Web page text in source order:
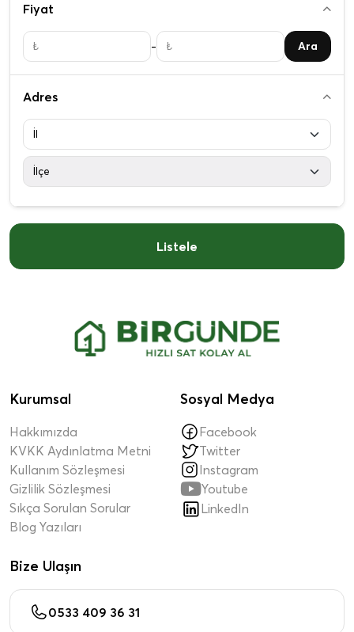
Fiyat
- Ara
Adres
Listele
Kurumsal
Hakkımızda
KVKK Aydınlatma Metni
Kullanım Sözleşmesi
Gizlilik Sözleşmesi
Sıkça Sorulan Sorular
Blog Yazıları
Sosyal Medya
Facebook
Twitter
Instagram
Youtube
LinkedIn
Bize Ulaşın
0533 409 36 31